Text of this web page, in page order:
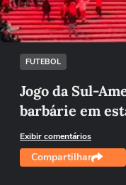
FUTEBOL
Jogo da Sul-
barbárie em
Exibir comentários
Compartilhar